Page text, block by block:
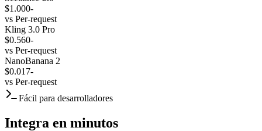
$1.000-
vs Per-request
Kling 3.0 Pro
$0.560-
vs Per-request
NanoBanana 2
$0.017-
vs Per-request
Fácil para desarrolladores
Integra en minutos